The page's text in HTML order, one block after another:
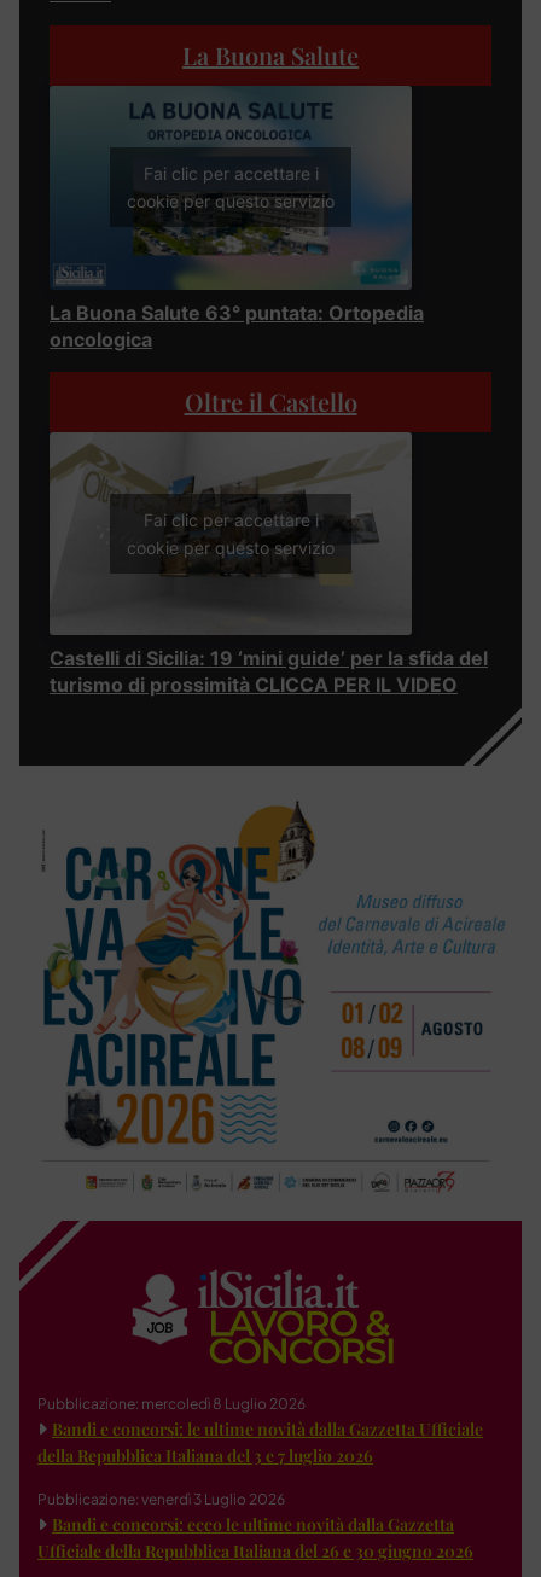
La Buona Salute
Fai clic per accettare i
cookie per questo servizio
La Buona Salute 63° puntata: Ortopedia
oncologica
Oltre il Castello
Fai clic per accettare i
cookie per questo servizio
Castelli di Sicilia: 19 ‘mini guide’ per la sfida del
turismo di prossimità CLICCA PER IL VIDEO
Pubblicazione: mercoledì 8 Luglio 2026
Bandi e concorsi: le ultime novità dalla Gazzetta Ufficiale
della Repubblica Italiana del 3 e 7 luglio 2026
Pubblicazione: venerdì 3 Luglio 2026
Bandi e concorsi: ecco le ultime novità dalla Gazzetta
Ufficiale della Repubblica Italiana del 26 e 30 giugno 2026